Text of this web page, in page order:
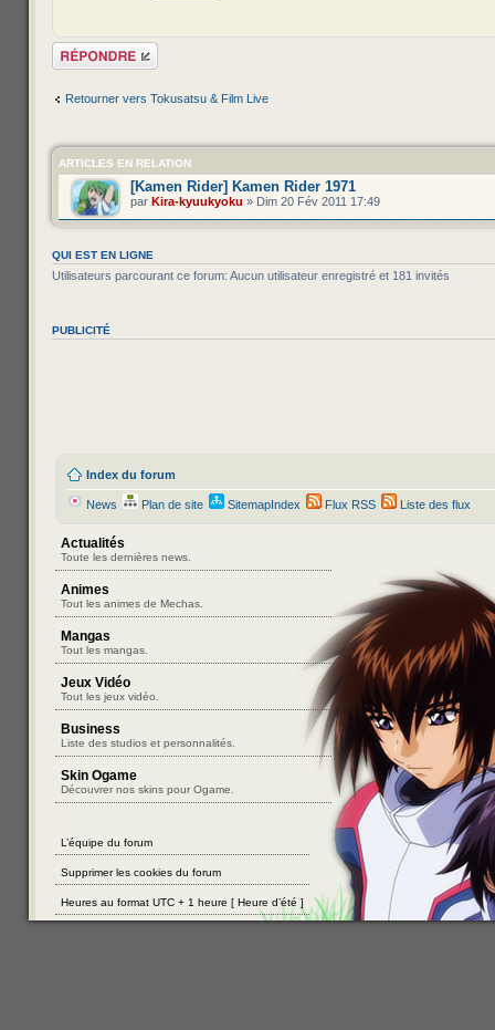
Répondre
Retourner vers Tokusatsu & Film Live
ARTICLES EN RELATION
[Kamen Rider] Kamen Rider 1971
par Kira-kyuukyoku » Dim 20 Fév 2011 17:49
QUI EST EN LIGNE
Utilisateurs parcourant ce forum: Aucun utilisateur enregistré et 181 invités
PUBLICITÉ
Index du forum
News Plan de site SitemapIndex Flux RSS Liste des flux
Actualités
Toute les dernières news.
Animes
Tout les animes de Mechas.
Mangas
Tout les mangas.
Jeux Vidéo
Tout les jeux vidéo.
Business
Liste des studios et personnalités.
Skin Ogame
Découvrer nos skins pour Ogame.
L’équipe du forum
Supprimer les cookies du forum
Heures au format UTC + 1 heure [ Heure d’été ]